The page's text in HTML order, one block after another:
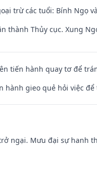
trừ các tuổi: Bính Ngọ
thành Thủy cục. Xung
tiến hành quay tơ để
hành gieo quẻ hỏi việc
ngại. Mưu đại sự